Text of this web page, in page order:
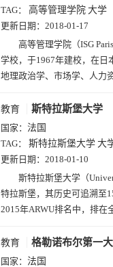
TAG： 高等管理学院 大学
更新日期： 2018-01-17
高等管理学院（ISG
学校，于1967年建校，在日
地理政治学、市场学、人力
教育 斯特拉斯堡大学
国家： 法国
TAG： 斯特拉斯堡大学 大
更新日期： 2018-01-10
斯特拉斯堡大学（
特拉斯堡，其历史可追溯至
2015年ARWU排名中，排在
教育 格勒诺布尔第一
国家： 法国